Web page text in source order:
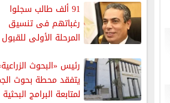
91 ألف طالب سجلوا
رغباتهم فى تنسيق
المرحلة الأولى للقبول
رئيس «البحوث
يتفقد محطة بحوث
لمتابعة البرامج البحثية